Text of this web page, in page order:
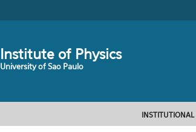
Institute of Physics
University of Sao Paulo
INSTITUTIONAL